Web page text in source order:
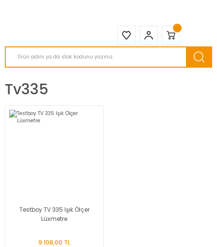
Tv335
Testboy TV 335 Işık Ölçer
Lüxmetre
9.108,00 TL